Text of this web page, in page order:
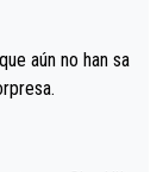
dándose la
los típicos toqu
hubo una in
en posi
aún no han sa
sorpresa.